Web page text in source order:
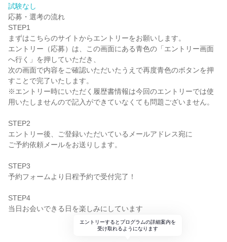
試験なし
応募・選考の流れ
STEP1
まずはこちらのサイトからエントリーをお願いします。
エントリー（応募）は、この画面にある青色の「エントリー画面
へ行く」を押していただき、
次の画面で内容をご確認いただいたうえで再度青色のボタンを押
すことで完了いたします。
※エントリー時にいただく履歴書情報は今回のエントリーでは使
用いたしませんので記入ができていなくても問題ございません。
STEP2
エントリー後、ご登録いただいているメールアドレス宛に
ご予約依頼メールをお送りします。
STEP3
予約フォームより日程予約で受付完了！
STEP4
当日お会いできる日を楽しみにしています
エントリーするとプログラムの詳細案内を
受け取れるようになります